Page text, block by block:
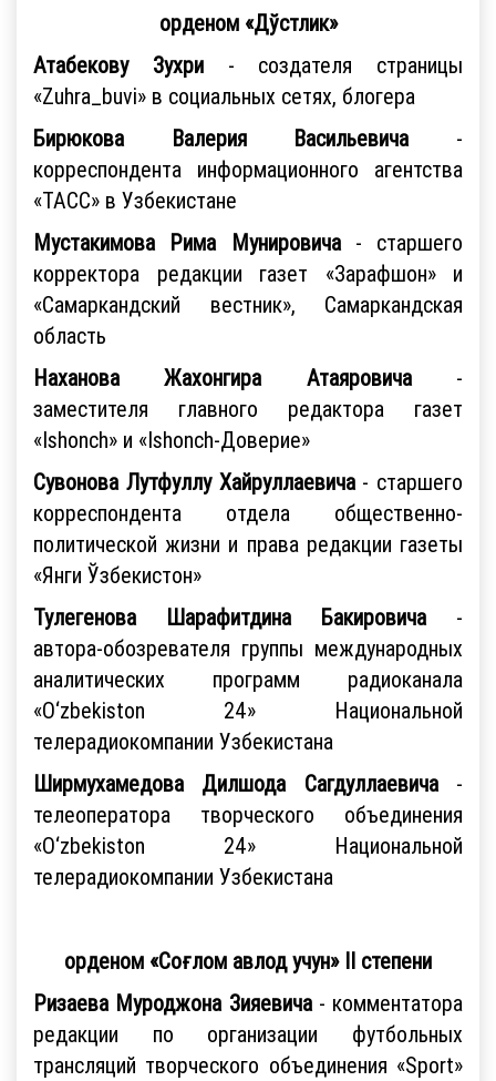
орденом «Дўстлик»
Атабекову Зухри- создателя страницы
«Zuhra_buvi» в социальных сетях, блогера
Бирюкова Валерия Васильевича-
корреспондента информационного агентства
«ТАСС» в Узбекистане
Мустакимова Рима Мунировича- старшего
корректора редакции газет «Зарафшон» и
«Самаркандский вестник», Самаркандская
область
Наханова Жахонгира Атаяровича-
заместителя главного редактора газет
«Ishonch» и «Ishonch-Доверие»
Сувонова Лутфуллу Хайруллаевича- старшего
корреспондента отдела общественно-
политической жизни и права редакции газеты
«Янги Ўзбекистон»
Тулегенова Шарафитдина Бакировича-
автора-обозревателя группы международных
аналитических программ радиоканала
«O‘zbekiston 24» Национальной
телерадиокомпании Узбекистана
Ширмухамедова Дилшода Сагдуллаевича-
телеоператора творческого объединения
«O‘zbekiston 24» Национальной
телерадиокомпании Узбекистана
орденом «Соғлом авлод учун» II степени
Ризаева Муроджона Зияевича- комментатора
редакции по организации футбольных
трансляций творческого объединения «Sport»